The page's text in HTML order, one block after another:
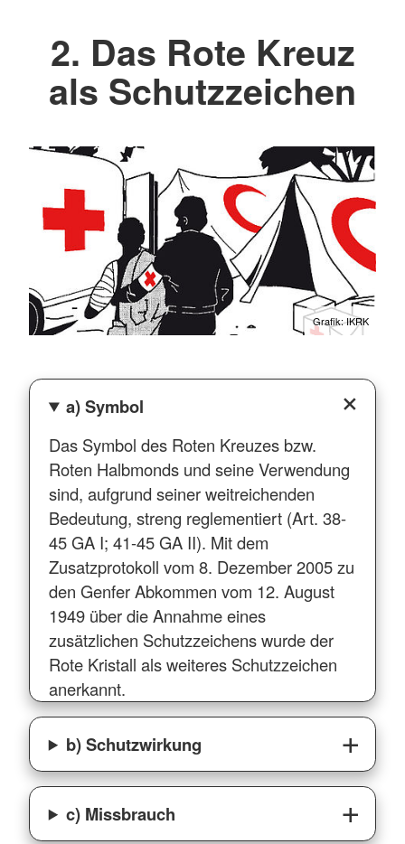
2. Das Rote Kreuz
als Schutzzeichen
Grafik: IKRK
a) Symbol
Das Symbol des Roten Kreuzes bzw.
Roten Halbmonds und seine Verwendung
sind, aufgrund seiner weitreichenden
Bedeutung, streng reglementiert (Art. 38-
45 GA I; 41-45 GA II). Mit dem
Zusatzprotokoll vom 8. Dezember 2005 zu
den Genfer Abkommen vom 12. August
1949 über die Annahme eines
zusätzlichen Schutzzeichens wurde der
Rote Kristall als weiteres Schutzzeichen
anerkannt.
b) Schutzwirkung
c) Missbrauch